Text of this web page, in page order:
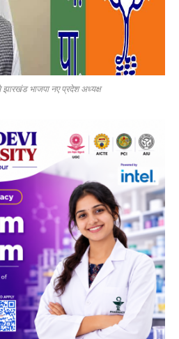
झारखंड भाजपा नए प्रदेश अध्यक्ष